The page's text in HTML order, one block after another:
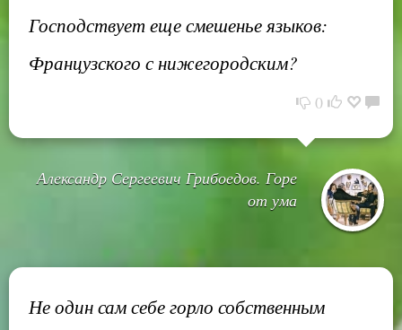
Господствует еще смешенье языков:
Французского с нижегородским?
0
Александр Сергеевич Грибоедов. Горе
от ума
Не один сам себе горло собственным